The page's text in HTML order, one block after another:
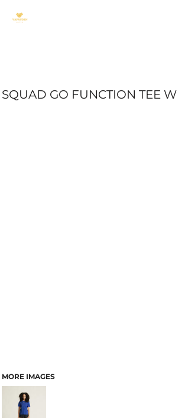
SQUAD GO FUNCTION TEE W
MORE IMAGES